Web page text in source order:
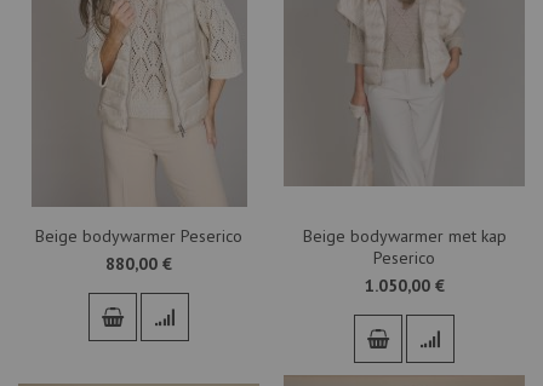
Beige bodywarmer Peserico
880,00 €
Beige bodywarmer met kap
Peserico
1.050,00 €